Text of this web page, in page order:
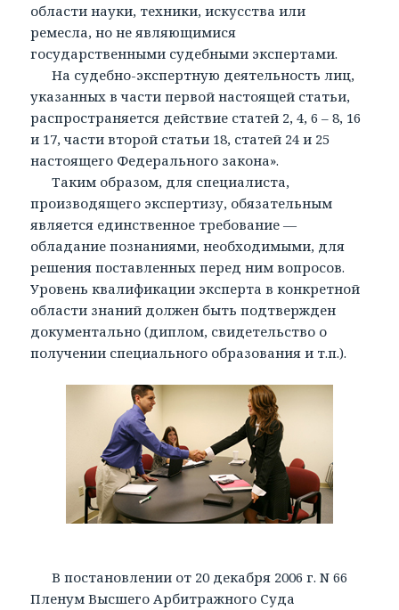
области науки, техники, искусства или
ремесла, но не являющимися
государственными судебными экспертами.
На судебно-экспертную деятельность лиц,
указанных в части первой настоящей статьи,
распространяется действие статей 2, 4, 6 – 8, 16
и 17, части второй статьи 18, статей 24 и 25
настоящего Федерального закона».
Таким образом, для специалиста,
производящего экспертизу, обязательным
является единственное требование —
обладание познаниями, необходимыми, для
решения поставленных перед ним вопросов.
Уровень квалификации эксперта в конкретной
области знаний должен быть подтвержден
документально (диплом, свидетельство о
получении специального образования и т.п.).
В постановлении от 20 декабря 2006 г. N 66
Пленум Высшего Арбитражного Суда